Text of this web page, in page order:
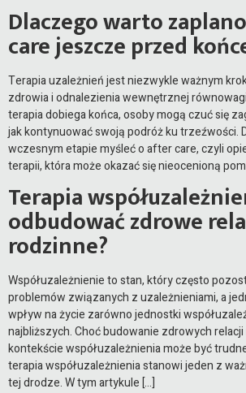
Dlaczego warto
care jeszcze przed
Terapia uzależnień jest niezwykle ważnym
zdrowia i odnalezienia wewnętrznej
terapia dobiega końca, osoby mogą czuć się
jak kontynuować swoją podróż ku trzeźwości.
wczesnym etapie myśleć o after care, czyli
terapii, która może okazać się nieocenioną
Terapia
odbudować zdrowe
rodzinne?
Współuzależnienie to stan, który często
problemów związanych z uzależnieniami, a
wpływ na życie zarówno jednostki
najbliższych. Choć budowanie zdrowych
kontekście współuzależnienia może być
terapia współuzależnienia stanowi jeden z
tej drodze. W tym artykule […]